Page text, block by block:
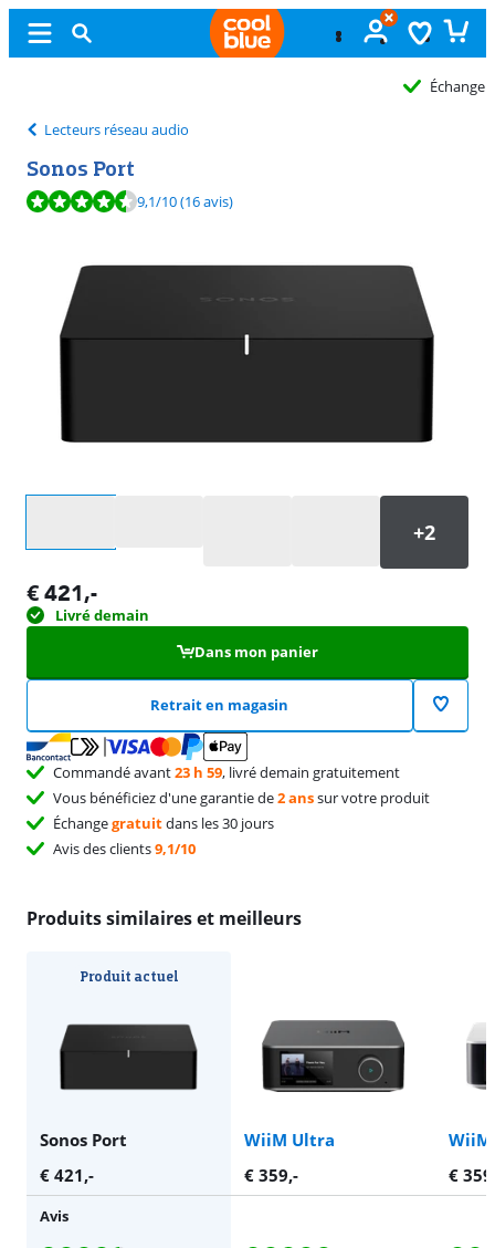
Lecteurs réseau audio
Sonos Port
La note est de 9,1 sur 10, basée sur 16 avis.
9,1/10(16 avis)
€ 421,-
Livré demain
Dans mon panier
Retrait en magasin
Commandé avant23 h 59, livré demain gratuitement
Vous bénéficiez d'une garantie de2 anssur votre produit
Échangegratuitdans les 30 jours
Avis des clients9,1/10
Produits similaires et meilleurs
Produit actuel
Sonos Port WiiM Ultra
€ 421,- € 359,- € 359
Avis